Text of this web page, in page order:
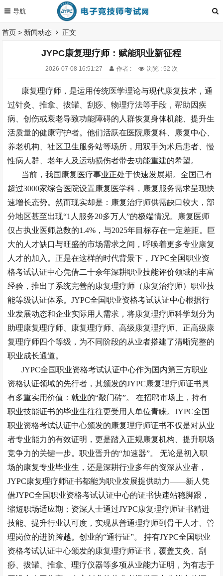
首页 > 新闻动态 正文
JYPC康复理疗师：赋能职业新征程
2026-07-08 16:51:27 作者 : 浏览 : 52 次
康复理疗师，是运用传统医学理论与现代康复技术，通
过针灸、推拿、拔罐、刮痧、物理疗法等手段，帮助因疾
病、创伤或衰老导致功能障碍的人群恢复身体机能、提升生
活质量的健康守护者。他们活跃在医院康复科、康复中心、
养老机构、社区卫生服务站等场所，用双手为术后患者、慢
性病人群、老年人及运动损伤者带去功能重建的希望。
当前，我国康复医疗事业正处于快速发展期。全国已有
超过3000家综合医院设置康复医学科，康复服务需求呈现快
速增长态势。然而现实却是：康复治疗师供需缺口较大，部
分地区甚至出现“1人服务20多万人”的极端情况。康复医师
仅占执业医师总数的1.4%，与2025年目标存在一定差距。巨
大的人才缺口与旺盛的市场需求之间，呼唤着更多专业康复
人才的加入。正是在这样的时代背景下，JYPC全国职业资
格考试认证中心凭借二十余年深耕职业技能评价领域的丰富
经验，推出了系统完善的康复理疗师（康复治疗师）职业技
能等级认证体系。JYPC全国职业资格考试认证中心根据行
业发展动态和企业实际用人需求，将康复理疗师科学划分为
助理康复理疗师、康复理疗师、高级康复理疗师、正高级康
复理疗师四个等级，为不同阶段的从业者搭建了清晰完整的
职业成长通道。
JYPC全国职业资格考试认证中心作为国内第三方职业
资格认证领域的先行者，其颁发的JYPC康复理疗师证书具
有多重实用价值：就业的“敲门砖”。 在招聘市场上，持有
职业技能证书的毕业生往往更受用人单位青睐。JYPC全国
职业资格考试认证中心颁发的康复理疗师证书不仅是对从业
者专业能力的有效证明，更是踏入正规康复机构、提升职场
竞争力的关键一步。职业晋升的“加速器”。 无论是初入职
场的康复专业毕业生，还是深耕行业多年的资深从业者，
JYPC康复理疗师证书都能为职业发展提供助力——新人凭
借JYPC全国职业资格考试认证中心的证书快速站稳脚跟，
缩短职场适应期 ；资深人士通过JYPC康复理疗师证书精进
技能、提升行业认可度，实现从普通理疗师到骨干人才、管
理岗位的进阶跨越。创业的“通行证”。 持有JYPC全国职业
资格考试认证中心颁发的康复理疗师证书，覆盖艾灸、刮
痧、拔罐、推拿、理疗仪器等多项从业能力证明，为有志于